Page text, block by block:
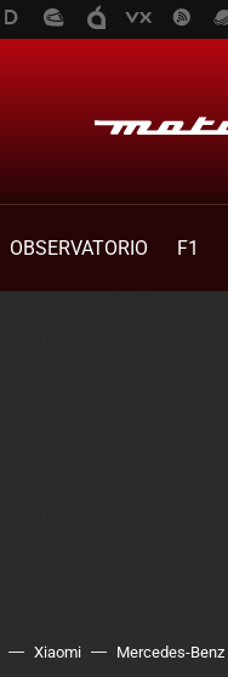
OBSERVATORIO F1
Xiaomi Mercedes-Benz